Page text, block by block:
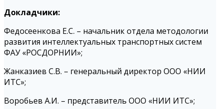
Докладчики:
Федосеенкова Е.С. – начальник отдела методологии
развития интеллектуальных транспортных систем
ФАУ «РОСДОРНИИ»;
Жанказиев С.В. – генеральный директор ООО «НИИ
ИТС»;
Воробьев А.И. – представитель ООО «НИИ ИТС»;